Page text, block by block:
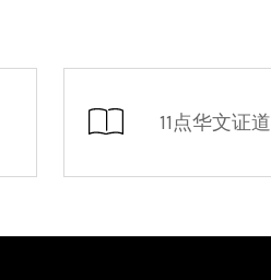
11点华文证道